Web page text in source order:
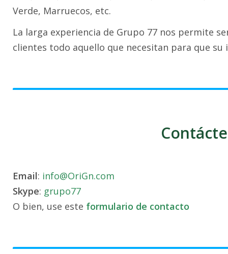
Verde, Marruecos, etc.
La larga experiencia de Grupo 77 nos permite
clientes todo aquello que necesitan para que su
Email: info@OriGn.com
Skype: grupo77
O bien, use este formulario de contacto